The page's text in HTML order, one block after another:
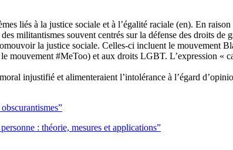
liés à la justice sociale et à l’égalité raciale (en). En
militantismes souvent centrés sur la défense des droits de
la justice sociale. Celles-ci incluent le mouvement
mouvement #MeToo) et aux droits LGBT. L’expression «
injustifié et alimenteraient l’intolérance à l’égard
: théorie, mesures et applications”